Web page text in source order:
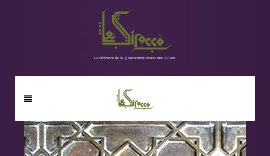
La référence de la gastronomie marocaine à Paris